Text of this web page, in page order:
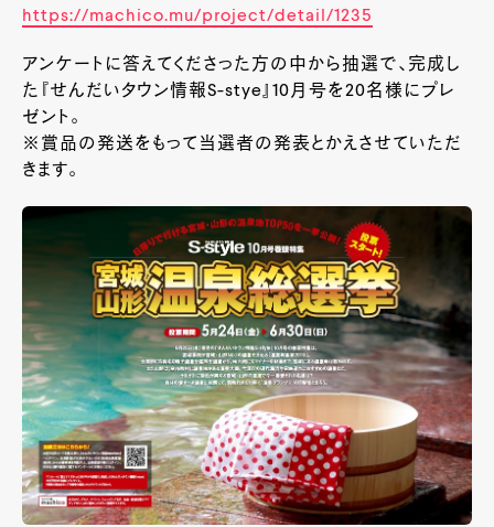
https://machico.mu/project/detail/1235
アンケートに答えてくださった方の中から抽選で、完成し
た『せんだいタウン情報S-stye』10月号を20名様にプレ
ゼント。
※賞品の発送をもって当選者の発表とかえさせていただ
きます。